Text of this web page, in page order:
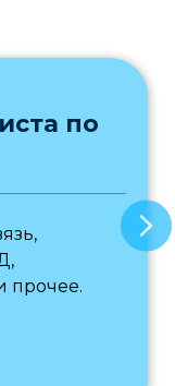
по
прочее.